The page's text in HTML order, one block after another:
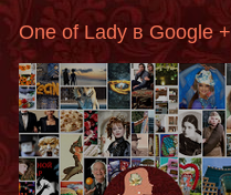
One of Lady в Google +